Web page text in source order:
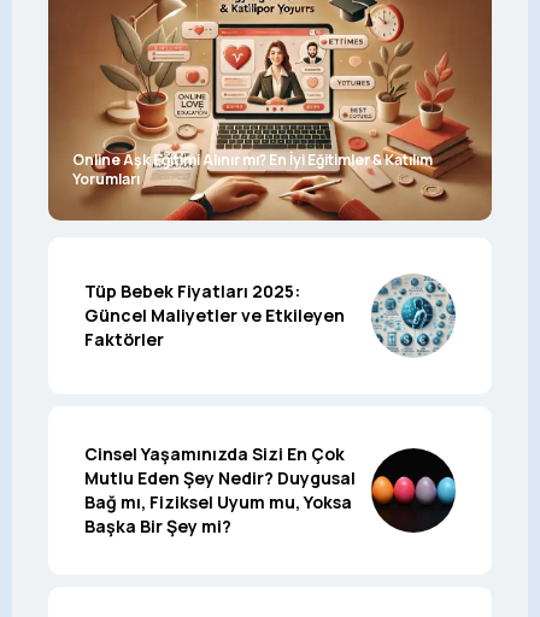
Online Aşk Eğitimi Alınır mı? En İyi Eğitimler & Katılım
Yorumları
Tüp Bebek Fiyatları 2025:
Güncel Maliyetler ve Etkileyen
Faktörler
Cinsel Yaşamınızda Sizi En Çok
Mutlu Eden Şey Nedir? Duygusal
Bağ mı, Fiziksel Uyum mu, Yoksa
Başka Bir Şey mi?